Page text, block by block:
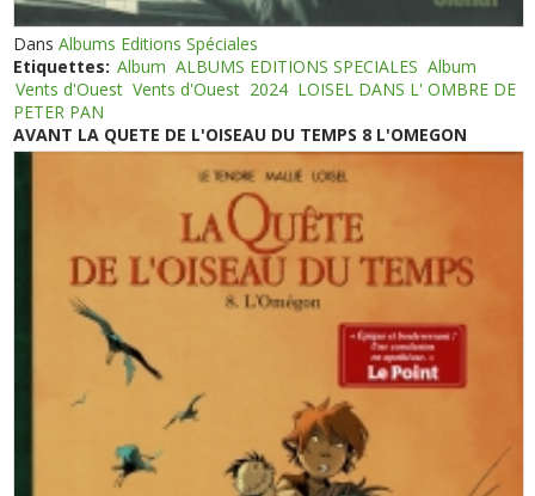
DansAlbums Editions Spéciales
Etiquettes: Album ALBUMS EDITIONS SPECIALES Album
Vents d'Ouest Vents d'Ouest 2024 LOISEL DANS L' OMBRE DE
PETER PAN
AVANT LA QUETE DE L'OISEAU DU TEMPS 8 L'OMEGON